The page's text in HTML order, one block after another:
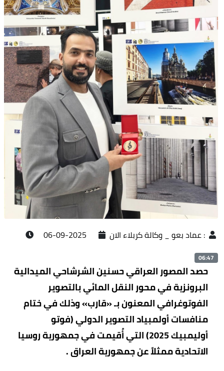
عماد بعو _ وكالة كربلاء الان 2025-09-06
06:47
حصد المصور العراقي حسنين الشرشاحي الميدالية
البرونزية في محور النقل المائي بالتصوير
الفوتوغرافي المعنون بـ «قارب» وذلك في ختام
منافسات أولمبياد التصوير الدولي (فوتو
أوليمبيك 2025) التي أُقيمت في جمهورية روسيا
الاتحادية ممثلاً عن جمهورية العراق .